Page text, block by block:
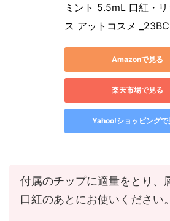
ミント 5.5mL 口紅・リ
ス アットコスメ
Amazonで見る
楽天市場で見る
Yahoo!ショッピングで
付属のチップに適量をとり、
口紅のあとにお使いください。